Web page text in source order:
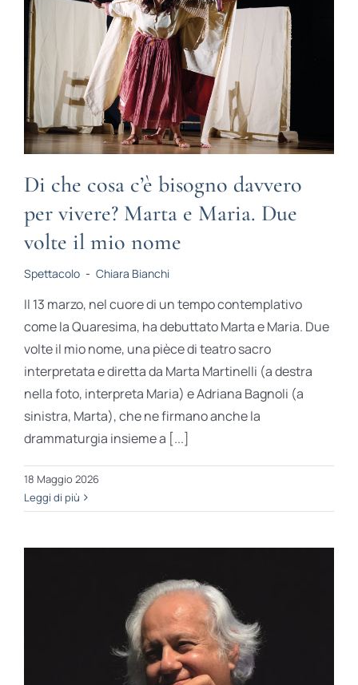
Di che cosa c’è bisogno davvero
per vivere? Marta e Maria. Due
volte il mio nome
Spettacolo - Chiara Bianchi
Il 13 marzo, nel cuore di un tempo contemplativo
come la Quaresima, ha debuttato Marta e Maria. Due
volte il mio nome, una pièce di teatro sacro
interpretata e diretta da Marta Martinelli (a destra
nella foto, interpreta Maria) e Adriana Bagnoli (a
sinistra, Marta), che ne firmano anche la
drammaturgia insieme a [...]
18 Maggio 2026
Leggi di più